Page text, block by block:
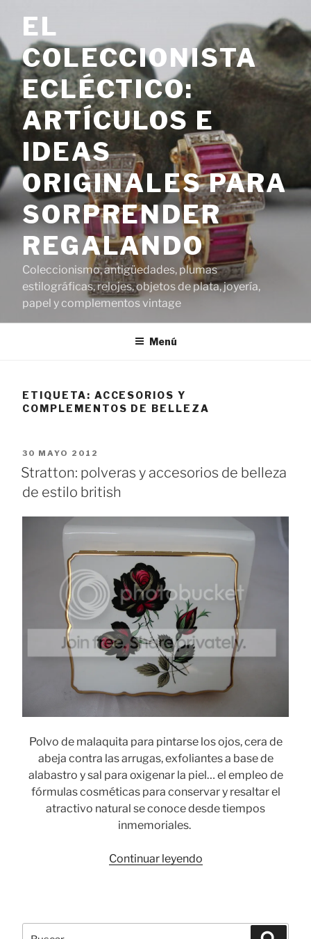
contenido
EL
COLECCIONISTA
ECLÉCTICO:
ARTÍCULOS E
IDEAS
ORIGINALES PARA
SORPRENDER
REGALANDO
Coleccionismo, antigüedades, plumas
estilográficas, relojes, objetos de plata, joyería,
papel y complementos vintage
Menú
ETIQUETA: ACCESORIOS Y
COMPLEMENTOS DE BELLEZA
PUBLICADO
EL
30 MAYO 2012
Stratton: polveras y accesorios de belleza
de estilo british
Polvo de malaquita para pintarse los ojos, cera de
abeja contra las arrugas, exfoliantes a base de
alabastro y sal para oxigenar la piel… el empleo de
fórmulas cosméticas para conservar y resaltar el
atractivo natural se conoce desde tiempos
inmemoriales.
Continuar leyendo«Stratton:
de